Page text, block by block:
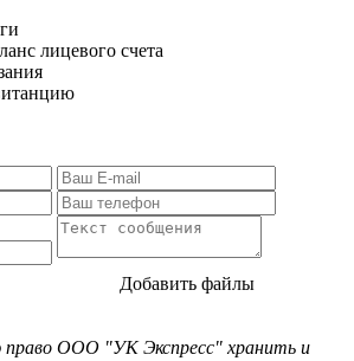
лицевого счета
Добавить файлы
право ООО "УК Экспресс" хранить и